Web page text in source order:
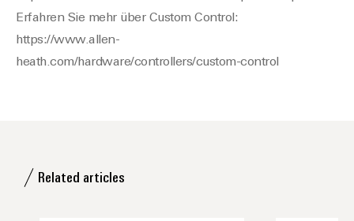
Erfahren Sie mehr über Custom Control:
https://www.allen-
heath.com/hardware/controllers/custom-control
Related articles